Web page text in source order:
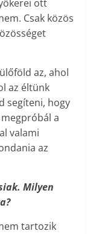
ott
Csak közös
az, ahol
az éltünk
segíteni, hogy
a
valami
az
Milyen
tartozik